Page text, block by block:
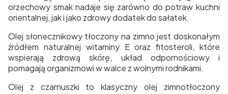
orzechowy smak nadaje się zarówno do potraw kuchni
orientalnej, jak i jako zdrowy dodatek do sałatek.
Olej słonecznikowy tłoczony na zimno jest doskonałym
źródłem naturalnej witaminy E oraz fitosteroli, które
wspierają zdrową skórę, układ odpornościowy i
pomagają organizmowi w walce z wolnymi rodnikami.
Olej z czarnuszki to klasyczny olej zimnotłoczony